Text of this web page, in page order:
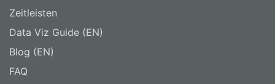
Zeitleisten
Data Viz Guide (EN)
Blog (EN)
FAQ